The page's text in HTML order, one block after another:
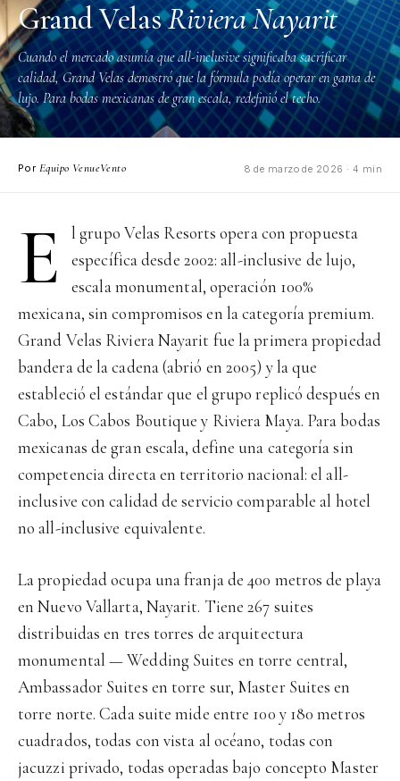
Grand VelasRiviera Nayarit
Cuando el mercado asumía que all-inclusive significaba sacrificar
calidad, Grand Velas demostró que la fórmula podía operar en gama de
lujo. Para bodas mexicanas de gran escala, redefinió el techo.
Por Equipo VenueVento 8 de marzo de 2026 · 4 min
E
l grupo Velas Resorts opera con propuesta
específica desde 2002: all-inclusive de lujo,
escala monumental, operación 100%
mexicana, sin compromisos en la categoría premium.
Grand Velas Riviera Nayarit fue la primera propiedad
bandera de la cadena (abrió en 2005) y la que
estableció el estándar que el grupo replicó después en
Cabo, Los Cabos Boutique y Riviera Maya. Para bodas
mexicanas de gran escala, define una categoría sin
competencia directa en territorio nacional: el all-
inclusive con calidad de servicio comparable al hotel
no all-inclusive equivalente.
La propiedad ocupa una franja de 400 metros de playa
en Nuevo Vallarta, Nayarit. Tiene 267 suites
distribuidas en tres torres de arquitectura
monumental — Wedding Suites en torre central,
Ambassador Suites en torre sur, Master Suites en
torre norte. Cada suite mide entre 100 y 180 metros
cuadrados, todas con vista al océano, todas con
jacuzzi privado, todas operadas bajo concepto Master